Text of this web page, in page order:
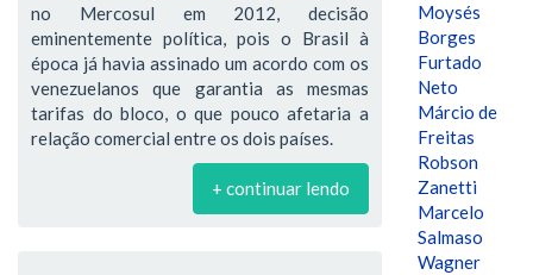
no Mercosul em 2012, decisão
eminentemente política, pois o Brasil à
época já havia assinado um acordo com os
venezuelanos que garantia as mesmas
tarifas do bloco, o que pouco afetaria a
relação comercial entre os dois países.
+ continuar lendo
Moysés
Borges
Furtado
Neto
Márcio de
Freitas
Robson
Zanetti
Marcelo
Salmaso
Wagner